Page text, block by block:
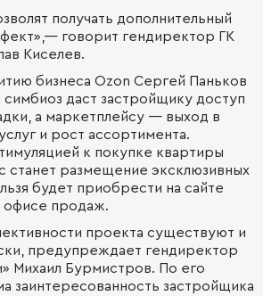
получать дополнительный
говорит гендиректор ГК
Киселев.
бизнеса Ozon Сергей Паньков
симбиоз даст застройщику доступ
а маркетплейсу — выход в
и рост ассортимента.
к покупке квартиры
станет размещение эксклюзивных
будет приобрести на сайте
офисе продаж.
проекта существуют и
предупреждает гендиректор
Михаил Бурмистров. По его
заинтересованность застройщика